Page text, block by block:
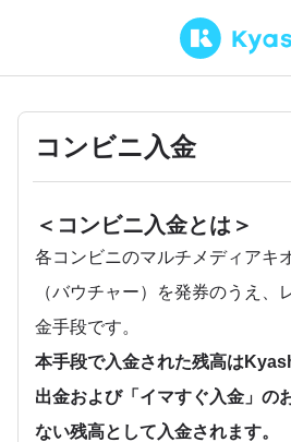
コンビニ入金
＜コンビニ入金とは＞
各コンビニのマルチメディアキ
（バウチャー）を発券のうえ、
金手段です。
本手段で入金された残高は
出金および「イマすぐ入金」の
ない残高として入金されます。